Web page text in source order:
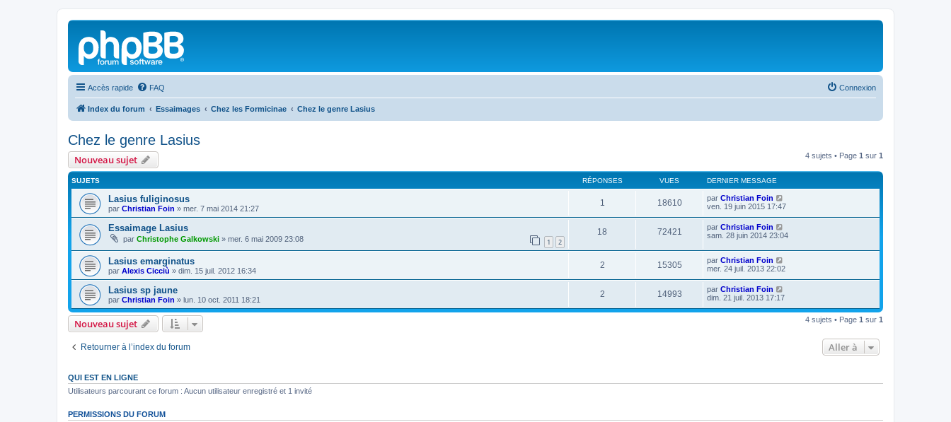
Accès rapide FAQ Connexion
Index du forum Essaimages Chez les Formicinae Chez le genre Lasius
Chez le genre Lasius
Nouveau sujet 4 sujets • Page 1 sur 1
SUJETS RÉPONSES VUES DERNIER MESSAGE
Lasius fuliginosus
par Christian Foin » mer. 7 mai 2014 21:27
1 18610 par Christian Foin
ven. 19 juin 2015 17:47
Essaimage Lasius
par Christophe Galkowski » mer. 6 mai 2009 23:08 1 2
18 72421 par Christian Foin
sam. 28 juin 2014 23:04
Lasius emarginatus
par Alexis Cicciù » dim. 15 juil. 2012 16:34
2 15305 par Christian Foin
mer. 24 juil. 2013 22:02
Lasius sp jaune
par Christian Foin » lun. 10 oct. 2011 18:21
2 14993 par Christian Foin
dim. 21 juil. 2013 17:17
Nouveau sujet 4 sujets • Page 1 sur 1
Retourner à l’index du forum Aller à
QUI EST EN LIGNE
Utilisateurs parcourant ce forum : Aucun utilisateur enregistré et 1 invité
PERMISSIONS DU FORUM